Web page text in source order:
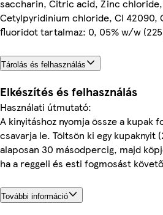
saccharin, Citric acid, Zinc
Cetylpyridinium chloride, CI 42090,
fluoridot tartalmaz: 0, 05% w/w
Tárolás és felhasználás
Elkészítés és felhasználás
Használati útmutató:
A kinyitáshoz nyomja össze a kupak
csavarja le. Töltsön ki egy kupaknyit
alaposan 30 másodpercig, majd
ha a reggeli és esti fogmosást
További információ